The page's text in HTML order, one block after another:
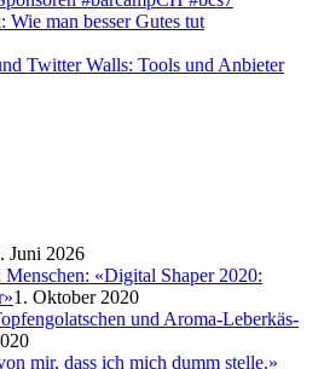
Wie man besser Gutes tut
Twitter Walls: Tools und Anbieter
Juni 2026
«Digital Shaper 2020:
1. Oktober 2020
und Aroma-Leberkäs-
mir, dass ich mich dumm stelle.»